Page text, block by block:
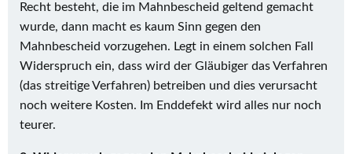
Recht besteht, die im Mahnbescheid geltend gemacht
wurde, dann macht es kaum Sinn gegen den
Mahnbescheid vorzugehen. Legt in einem solchen Fall
Widerspruch ein, dass wird der Gläubiger das Verfahren
(das streitige Verfahren) betreiben und dies verursacht
noch weitere Kosten. Im Enddefekt wird alles nur noch
teurer.